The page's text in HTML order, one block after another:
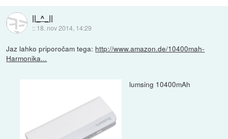
||_^_||
:: 18. nov 2014, 14:29
Jaz lahko priporočam tega: http://www.amazon.de/10400mah-
Harmonika...
lumsing 10400mAh